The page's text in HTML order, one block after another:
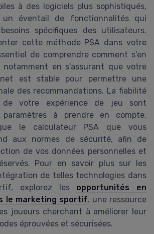
à des logiciels plus sophistiqués,
éventail de fonctionnalités qui
spécifiques des utilisateurs.
cette méthode PSA dans votre
de comprendre comment s'en
notamment en s'assurant que votre
est stable pour permettre une
des recommandations. La fiabilité
votre expérience de jeu sont
paramètres à prendre en compte.
le calculateur PSA que vous
aux normes de sécurité, afin de
de vos données personnelles et
Pour en savoir plus sur les
de telles technologies dans
explorez les opportunités en
le marketing sportif, une ressource
joueurs cherchant à améliorer leur
éprouvées et sécurisées.